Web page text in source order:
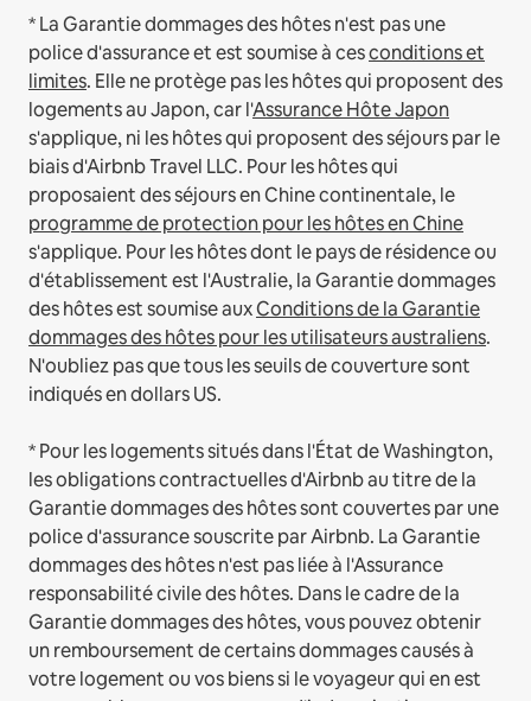
* La Garantie dommages des hôtes n'est pas une
police d'assurance et est soumise à cesconditions et
limites. Elle ne protège pas les hôtes qui proposent des
logements au Japon, car l'Assurance Hôte Japon
s'applique, ni les hôtes qui proposent des séjours par le
biais d'Airbnb Travel LLC. Pour les hôtes qui
proposaient des séjours en Chine continentale, le
programme de protection pour les hôtes en Chine
s'applique. Pour les hôtes dont le pays de résidence ou
d'établissement est l'Australie, la Garantie dommages
des hôtes est soumise auxConditions de la Garantie
dommages des hôtes pour les utilisateurs australiens.
N'oubliez pas que tous les seuils de couverture sont
indiqués en dollars US.
* Pour les logements situés dans l'État de Washington,
les obligations contractuelles d'Airbnb au titre de la
Garantie dommages des hôtes sont couvertes par une
police d'assurance souscrite par Airbnb. La Garantie
dommages des hôtes n'est pas liée à l'Assurance
responsabilité civile des hôtes. Dans le cadre de la
Garantie dommages des hôtes, vous pouvez obtenir
un remboursement de certains dommages causés à
votre logement ou vos biens si le voyageur qui en est